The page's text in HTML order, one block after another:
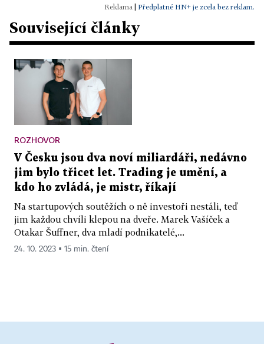
Předplatné HN+ je zcela bez reklam.
Související články
ROZHOVOR
V Česku jsou dva noví miliardáři, nedávno
jim bylo třicet let. Trading je umění, a
kdo ho zvládá, je mistr, říkají
Na startupových soutěžích o ně investoři nestáli, teď
jim každou chvíli klepou na dveře. Marek Vašíček a
Otakar Šuffner, dva mladí podnikatelé,...
24. 10. 2023 ▪ 15 min. čtení